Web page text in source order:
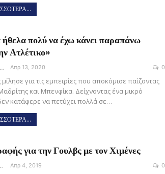
πολύ να έχω κάνει παραπάνω
Ατλέτικο»
Αντώνης Μουστάκας Απρ 13, 2020 0
για τις εμπειρίες που αποκόμισε παίζοντας
και Μπενφίκα. Δείχνοντας ένα μικρό
κατάφερε να πετύχει πολλά σε…
για την Γουλβς με τον Χιμένες
Απρ 4, 2019 0